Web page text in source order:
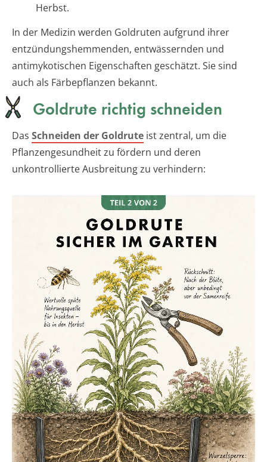
Herbst.
In der Medizin werden Goldruten aufgrund ihrer
entzündungshemmenden, entwässernden und
antimykotischen Eigenschaften geschätzt. Sie sind
auch als Färbepflanzen bekannt.
Goldrute richtig schneiden
Das Schneiden der Goldrute ist zentral, um die
Pflanzengesundheit zu fördern und deren
unkontrollierte Ausbreitung zu verhindern: